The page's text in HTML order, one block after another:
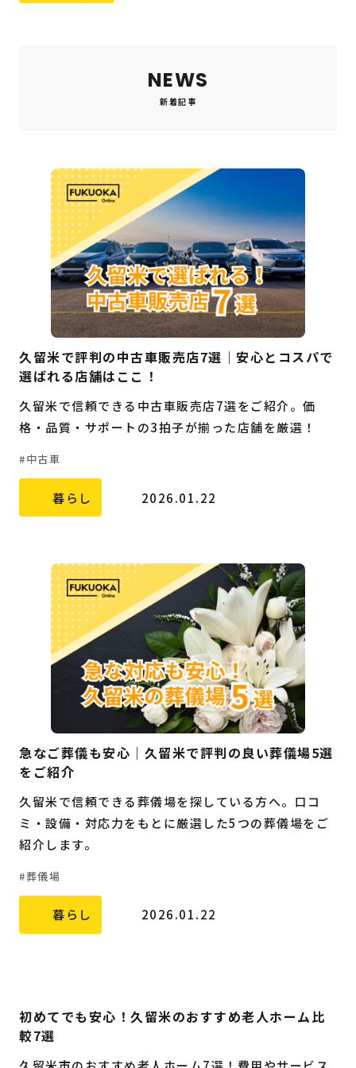
NEWS
新着記事
久留米で評判の中古車販売店7選｜安心とコスパで
選ばれる店舗はここ！
久留米で信頼できる中古車販売店7選をご紹介。価
格・品質・サポートの3拍子が揃った店舗を厳選！
中古車
暮らし 2026.01.22
急なご葬儀も安心｜久留米で評判の良い葬儀場5選
をご紹介
久留米で信頼できる葬儀場を探している方へ。口コ
ミ・設備・対応力をもとに厳選した5つの葬儀場をご
紹介します。
葬儀場
暮らし 2026.01.22
初めてでも安心！久留米のおすすめ老人ホーム比
較7選